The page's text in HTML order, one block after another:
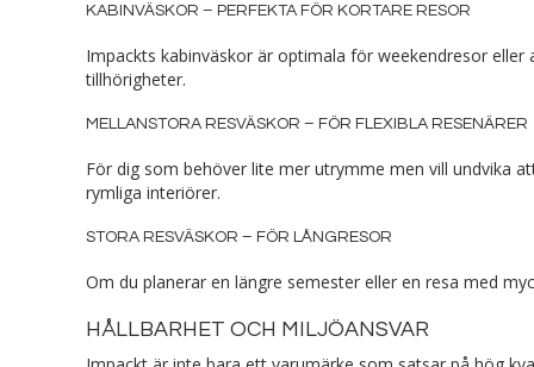
KABINVÄSKOR – PERFEKTA FÖR KORTARE RESOR
Impackts kabinväskor är optimala för weekendresor
tillhörigheter.
MELLANSTORA RESVÄSKOR – FÖR FLEXIBLA RESENÄRER
För dig som behöver lite mer utrymme men vill undvika
rymliga interiörer.
STORA RESVÄSKOR – FÖR LÅNGRESOR
Om du planerar en längre semester eller en resa med
HÅLLBARHET OCH MILJÖANSVAR